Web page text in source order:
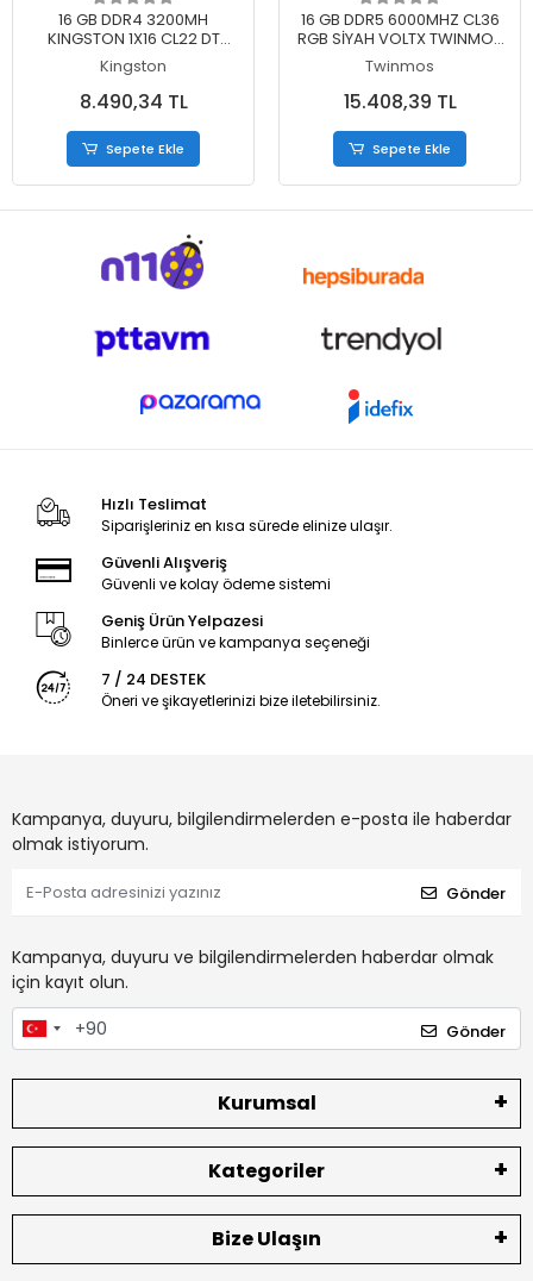
Sepete Ekle
16 GB DDR4 3200MH
KINGSTON 1X16 CL22 DT
KVR32N22S8/16
Kingston
8.490,34 TL
Sepete Ekle
Sepete Ekle
16 GB DDR5 6000MHZ CL36
RGB SİYAH VOLTX TWINMOS
SOĞUTUCULU DT
TMD516GB6000URGB36B
Twinmos
15.408,39 TL
Sepete Ekle
Hızlı Teslimat
Siparişleriniz en kısa sürede elinize ulaşır.
Güvenli Alışveriş
Güvenli ve kolay ödeme sistemi
Geniş Ürün Yelpazesi
Binlerce ürün ve kampanya seçeneği
7 / 24 DESTEK
Öneri ve şikayetlerinizi bize iletebilirsiniz.
Kampanya, duyuru, bilgilendirmelerden e-posta ile haberdar
olmak istiyorum.
Gönder
Kampanya, duyuru ve bilgilendirmelerden haberdar olmak
için kayıt olun.
Gönder
Kurumsal
Kategoriler
Bize Ulaşın